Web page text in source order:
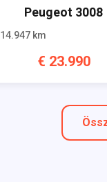
Peugeot 3008
14.947 km
€ 23.990